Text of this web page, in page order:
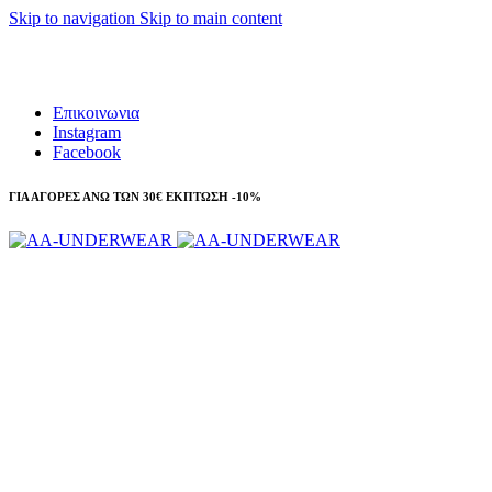
Skip to navigation Skip to main content
Επικοινωνια
Instagram
Facebook
ΓΙΑ ΑΓΟΡΕΣ ΑΝΩ ΤΩΝ 30€ ΕΚΠΤΩΣΗ -10%